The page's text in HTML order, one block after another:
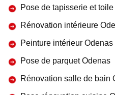
Pose de tapisserie et
Rénovation intérieure
Peinture intérieur Odenas
Pose de parquet Odenas
Rénovation salle de bain